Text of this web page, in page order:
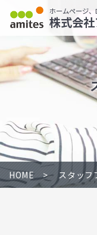
ホームページ
株式会
HOME スタッフ